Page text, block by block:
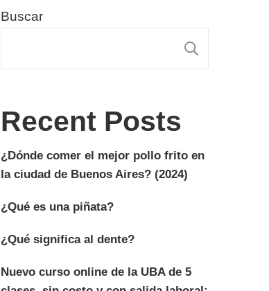
Buscar
Recent Posts
¿Dónde comer el mejor pollo frito en
la ciudad de Buenos Aires? (2024)
¿Qué es una piñata?
¿Qué significa al dente?
Nuevo curso online de la UBA de 5